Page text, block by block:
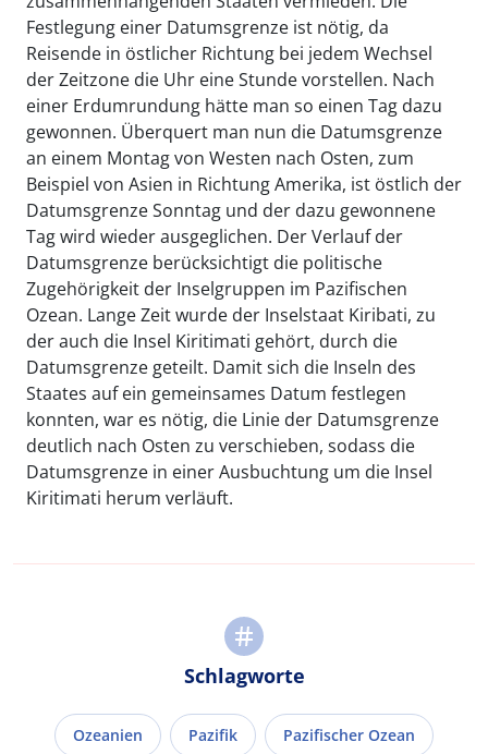
Festlegung einer Datumsgrenze ist nötig, da
Reisende in östlicher Richtung bei jedem Wechsel
der Zeitzone die Uhr eine Stunde vorstellen. Nach
einer Erdumrundung hätte man so einen Tag dazu
gewonnen. Überquert man nun die Datumsgrenze
an einem Montag von Westen nach Osten, zum
Beispiel von Asien in Richtung Amerika, ist östlich der
Datumsgrenze Sonntag und der dazu gewonnene
Tag wird wieder ausgeglichen. Der Verlauf der
Datumsgrenze berücksichtigt die politische
Zugehörigkeit der Inselgruppen im Pazifischen
Ozean. Lange Zeit wurde der Inselstaat Kiribati, zu
der auch die Insel Kiritimati gehört, durch die
Datumsgrenze geteilt. Damit sich die Inseln des
Staates auf ein gemeinsames Datum festlegen
konnten, war es nötig, die Linie der Datumsgrenze
deutlich nach Osten zu verschieben, sodass die
Datumsgrenze in einer Ausbuchtung um die Insel
Kiritimati herum verläuft.
Schlagworte
Ozeanien Pazifik Pazifischer Ozean